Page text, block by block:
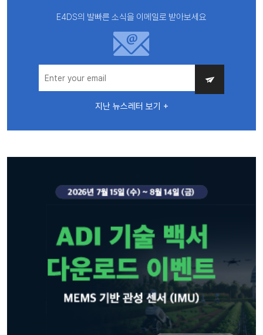
E4DS의 발빠른 소식을 이메일로 받아보세요
지난 뉴스레터 보기 +